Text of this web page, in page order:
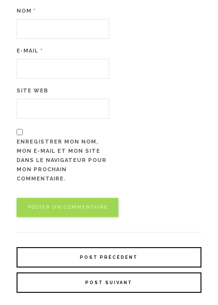
NOM *
E-MAIL *
SITE WEB
ENREGISTRER MON NOM,
MON E-MAIL ET MON SITE
DANS LE NAVIGATEUR POUR
MON PROCHAIN
COMMENTAIRE.
POST PRÉCÉDENT
POST SUIVANT